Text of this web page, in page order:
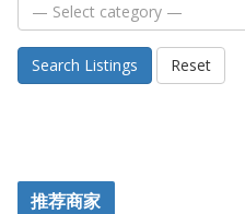
Search Listings Reset
推荐商家